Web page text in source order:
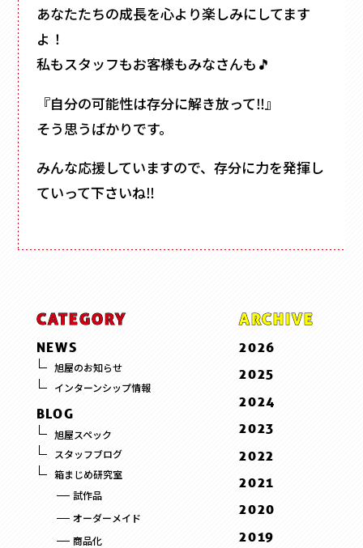
あなたたちの成長を心より楽しみにしてます
よ！
私もスタッフもお客様もみなさんも🎵
『自分の可能性は存分に解き放って‼』
そう思うばかりです。
みんな応援していますので、存分に力を発揮し
ていって下さいね‼
CATEGORY
NEWS
旭屋のお知らせ
インターンシップ情報
BLOG
旭屋スペック
スタッフブログ
箱まじめ研究室
試作品
オーダーメイド
商品化
ARCHIVE
2026
7 . July
5 . May
3 . March
2 . February
1 . January
2025
12 . December
9 . September
8 . August
7 . July
6 . June
2024
12 . December
9 . September
8 . August
7 . July
2023
12 . December
2022
10 . October
2021
12 . December
2020
12 . December
2019